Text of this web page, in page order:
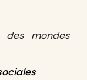
mondes